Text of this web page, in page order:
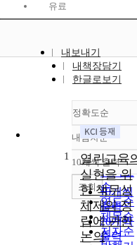
유료
내보내기
내책장담기
한글로보기
정확도순
정확도
순
인기도
순
연도순
제목순
저자순
내림차순
내림차
10개씩 출력
10개씩
출력
20개씩
출력
조회
1
열린교육
실현을 위
한 책무성
체제의 정
립에 관한
논의